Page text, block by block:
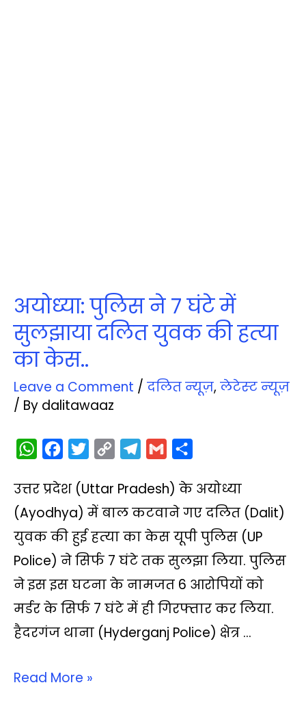
अयोध्‍या: पुलिस ने 7 घंटे में
सुलझाया दलित युवक की हत्‍या
का केस..
Leave a Comment / दलित न्‍यूज़, लेटेस्‍ट न्‍यूज़
/ By dalitawaaz
W
a
t
s
p
c
e
b
o
k
i
t
t
p
y
L
k
l
e
g
m
a
i
l
a
r
e
उत्तर प्रदेश (Uttar Pradesh) के अयोध्या
(Ayodhya) में बाल कटवाने गए दलित (Dalit)
युवक की हुई हत्‍या का केस यूपी पुलिस (UP
Police) ने सिर्फ 7 घंटे तक सुलझा लिया. पुलिस
ने इस इस घटना के नामजत 6 आरोपियों को
मर्डर के सिर्फ 7 घंटे में ही गिरफ्तार कर लिया.
हैदरगंज थाना (Hyderganj Police) क्षेत्र …
Read More »